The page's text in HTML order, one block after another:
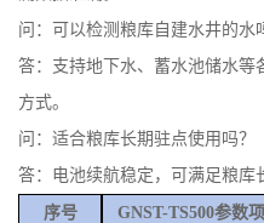
问：可以检测粮库自建水井的水
答：支持地下水、蓄水池储水等
方式。
问：适合粮库长期驻点使用吗？
答：电池续航稳定，可满足粮库
序号 GNST-TS500参数项